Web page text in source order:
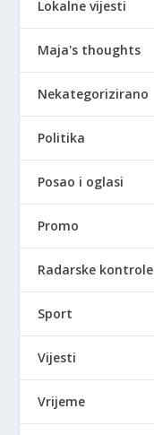
Lokalne vijesti
Maja's thoughts
Nekategorizirano
Politika
Posao i oglasi
Promo
Radarske kontrole
Sport
Vijesti
Vrijeme